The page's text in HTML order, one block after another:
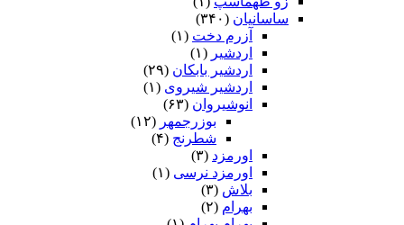
ساسانیان (۳۴۰)
آزرم دخت (۱)
اردشیر (۱)
اردشیر بابکان (۲۹)
اردشیر شیروی (۱)
انوشیروان (۶۳)
بوزرجمهر (۱۲)
شطرنج (۴)
اورمزد (۳)
اورمزد نرسى‏ (۱)
بلاش (۳)
بهرام (۲)